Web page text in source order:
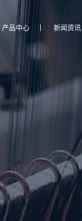
产品中心 新闻资讯